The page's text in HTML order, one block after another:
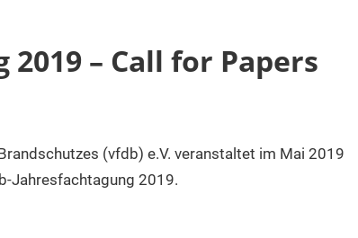
– Call for Papers
(vfdb) e.V. veranstaltet im Mai 2019
Jahresfachtagung 2019.